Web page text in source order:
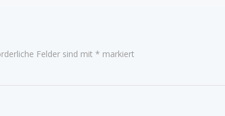
Felder sind mit * markiert